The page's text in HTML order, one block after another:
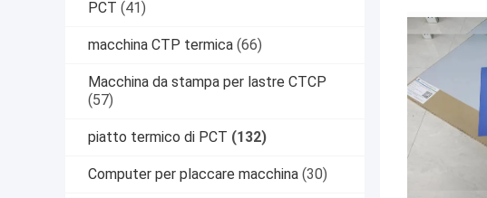
PCT (41)
macchina CTP termica (66)
Macchina da stampa per lastre CTCP
(57)
piatto termico di PCT (132)
Computer per placcare macchina (30)